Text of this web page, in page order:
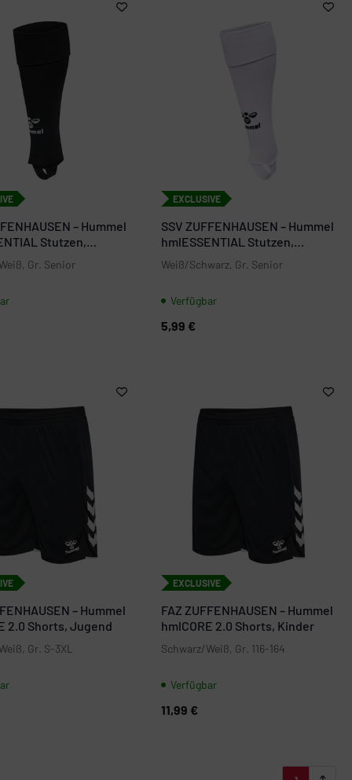
– Hummel
Stutzen,
Gr. Senior
EXCLUSIVE
SSV ZUFFENHAUSEN – Hummel
hmlESSENTIAL Stutzen,
Weiß/Schwarz, Gr. Senior
Verfügbar
5,99 €
– Hummel
2.0 Shorts, Jugend
Gr. S-3XL
EXCLUSIVE
FAZ ZUFFENHAUSEN – Hummel
hmlCORE 2.0 Shorts, Kinder
Schwarz/Weiß, Gr. 116-164
Verfügbar
11,99 €